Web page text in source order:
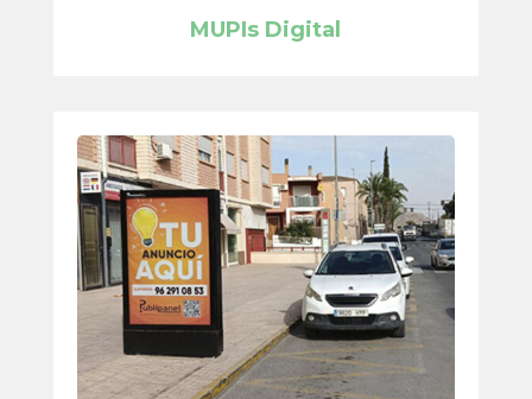
MUPIs Digital